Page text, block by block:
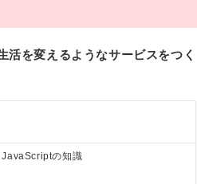
活を変えるようなサービスをつく
JavaScriptの知識